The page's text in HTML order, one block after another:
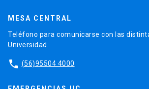
MESA CENTRAL
Teléfono para comunicarse con las
Universidad.
phone (56)95504 4000